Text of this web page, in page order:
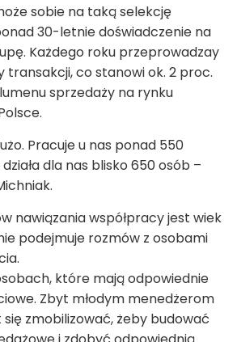
sobie na taką selekcję
30-letnie doświadczenie na
Każdego roku przeprowadzay
transakcji, co stanowi ok. 2 proc.
sprzedaży na rynku
Pracuje u nas ponad 550
dla nas blisko 650 osób –
nawiązania współpracy jest wiek
podejmuje rozmów z osobami
które mają odpowiednie
Zbyt młodym menedżerom
zmobilizować, żeby budować